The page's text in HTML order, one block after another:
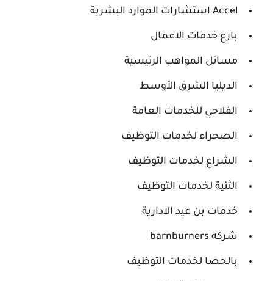
Accel استشارات الموارد البشرية
بارع خدمات الاعمال
مسائل المواهب الرئيسية
الديليا الشرق الأوسط
الفلاحي للخدمات العامة
الصحراء لخدمات التوظيف
الشراع لخدمات التوظيف
الثنية لخدمات التوظيف
خدمات بن عيد الادارية
شركه barnburners
بالحصا لخدمات التوظيف